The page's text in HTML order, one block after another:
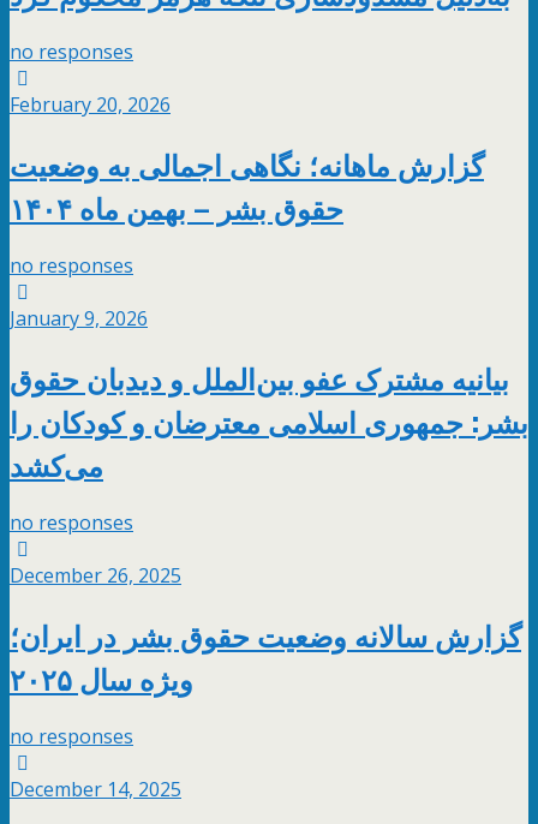
no responses
February 20, 2026
گزارش ماهانه؛ نگاهی اجمالی به وضعیت
حقوق بشر – بهمن ماه ۱۴۰۴
no responses
January 9, 2026
بیانیه مشترک عفو بین‌الملل و دیدبان حقوق
بشر: جمهوری اسلامی معترضان و کودکان را
می‌کشد
no responses
December 26, 2025
گزارش سالانه وضعیت حقوق بشر در ایران؛
ویژه سال ۲۰۲۵
no responses
December 14, 2025